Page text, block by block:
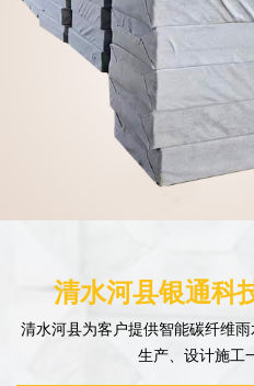
清水河县银通科
清水河县为客户提供智能碳纤维
生产、设计施工